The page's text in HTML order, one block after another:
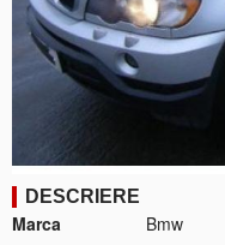
DESCRIERE
Marca
Bmw